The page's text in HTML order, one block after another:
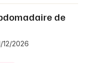
de
12/2026